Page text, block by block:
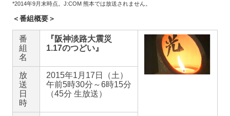
*2014年9月末時点。J:COM 熊本では放送されません。
＜番組概要＞
番
組
名
『阪神淡路大震災
1.17のつどい』
放
送
日
時
2015年1月17日（土）
午前5時30分～6時15分
（45分 生放送）